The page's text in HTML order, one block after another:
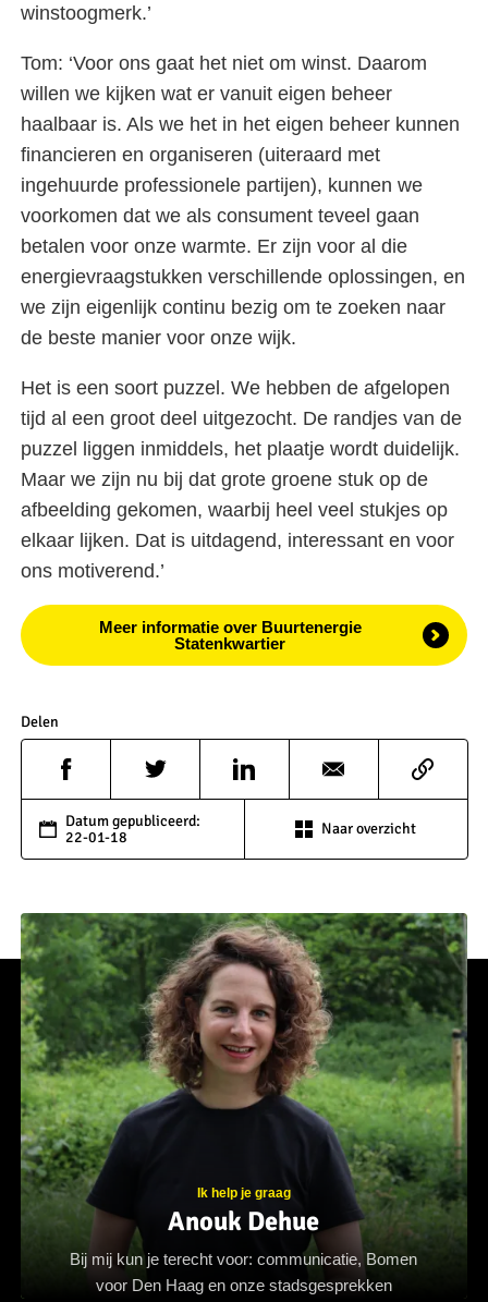
winstoogmerk.’
Tom: ‘Voor ons gaat het niet om winst. Daarom
willen we kijken wat er vanuit eigen beheer
haalbaar is. Als we het in het eigen beheer kunnen
financieren en organiseren (uiteraard met
ingehuurde professionele partijen), kunnen we
voorkomen dat we als consument teveel gaan
betalen voor onze warmte. Er zijn voor al die
energievraagstukken verschillende oplossingen, en
we zijn eigenlijk continu bezig om te zoeken naar
de beste manier voor onze wijk.
Het is een soort puzzel. We hebben de afgelopen
tijd al een groot deel uitgezocht. De randjes van de
puzzel liggen inmiddels, het plaatje wordt duidelijk.
Maar we zijn nu bij dat grote groene stuk op de
afbeelding gekomen, waarbij heel veel stukjes op
elkaar lijken. Dat is uitdagend, interessant en voor
ons motiverend.’
Meer informatie over Buurtenergie
Statenkwartier
Delen
Datum gepubliceerd:
22-01-18
Naar overzicht
Ik help je graag
Anouk Dehue
Bij mij kun je terecht voor: communicatie, Bomen
voor Den Haag en onze stadsgesprekken